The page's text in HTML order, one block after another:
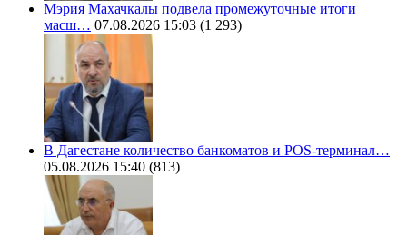
Мэрия Махачкалы подвела промежуточные итоги
масш… 07.08.2026 15:03 (1 293)
В Дагестане количество банкоматов и POS-терминал…
05.08.2026 15:40 (813)